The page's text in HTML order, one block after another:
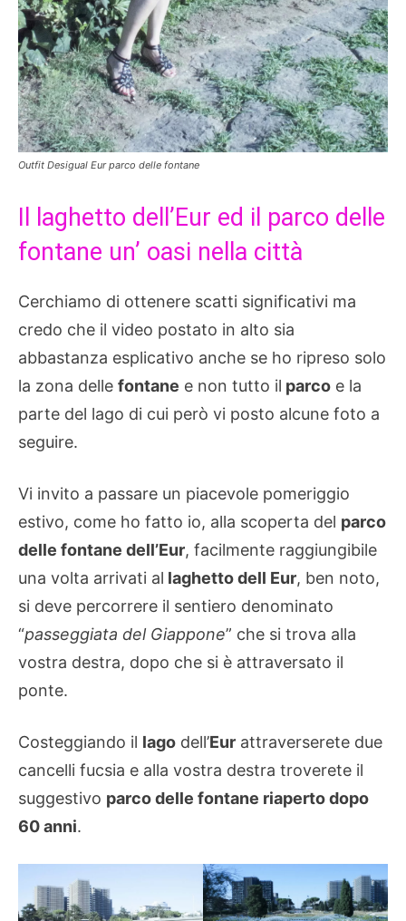
Outfit Desigual Eur parco delle fontane
Il laghetto dell’Eur ed il parco delle
fontane un’ oasi nella città
Cerchiamo di ottenere scatti significativi ma
credo che il video postato in alto sia
abbastanza esplicativo anche se ho ripreso solo
la zona delle fontane e non tutto il parco e la
parte del lago di cui però vi posto alcune foto a
seguire.
Vi invito a passare un piacevole pomeriggio
estivo, come ho fatto io, alla scoperta del parco
delle fontane dell’Eur, facilmente raggiungibile
una volta arrivati al laghetto dell Eur, ben noto,
si deve percorrere il sentiero denominato
“passeggiata del Giappone” che si trova alla
vostra destra, dopo che si è attraversato il
ponte.
Costeggiando il lago dell’Eur attraverserete due
cancelli fucsia e alla vostra destra troverete il
suggestivo parco delle fontane riaperto dopo
60 anni.